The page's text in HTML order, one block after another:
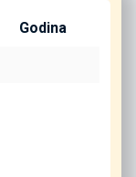
Godina